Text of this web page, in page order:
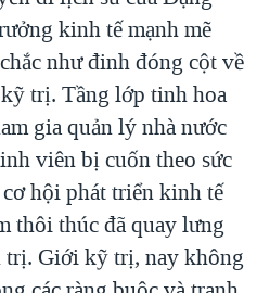
kinh tế mạnh mẽ
như đinh đóng cột về
trị. Tầng lớp tinh hoa
gia quản lý nhà nước
viên bị cuốn theo sức
hội phát triển kinh tế
thôi thúc đã quay lưng
trị. Giới kỹ trị, nay không